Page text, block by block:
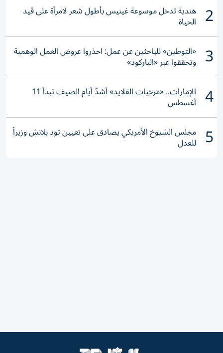
2 هندية تدخل موسوعة غينيس بأطول شعر لامرأة على قيد
الحياة
3 «التوطين» للباحثين عن عمل: احذروا عروض العمل الوهمية
وتحققوا عبر «الباركود»
4 الإمارات.. «مرخيات القلايد» أشدّ أيام الصيف تبدأ 11
أغسطس
5 مجلس الشيوخ الأمريكي يصادق على تعيين تود بلانش وزيراً
للعدل